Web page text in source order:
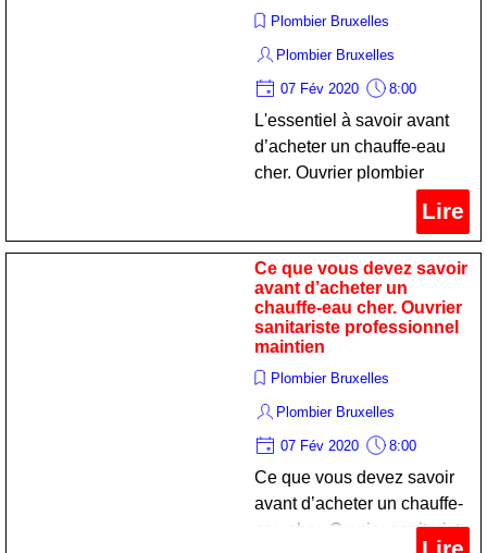
Plombier Bruxelles
Plombier Bruxelles
07 Fév 2020 8:00
L'essentiel à savoir avant
d’acheter un chauffe-eau
cher. Ouvrier plombier
Lire
Ce que vous devez savoir
avant d’acheter un
chauffe-eau cher. Ouvrier
sanitariste professionnel
maintien
Plombier Bruxelles
Plombier Bruxelles
07 Fév 2020 8:00
Ce que vous devez savoir
avant d’acheter un chauffe-
eau cher. Ouvrier sanitariste